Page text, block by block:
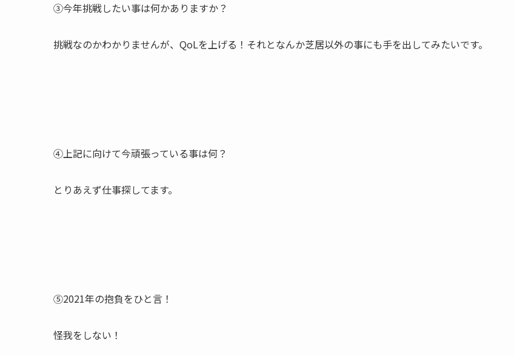
③今年挑戦したい事は何かありますか？
挑戦なのかわかりませんが、QoLを上げる！それとなんか芝居以外の事にも手を出してみたいです。
④上記に向けて今頑張っている事は何？
とりあえず仕事探してます。
⑤2021年の抱負をひと言！
怪我をしない！